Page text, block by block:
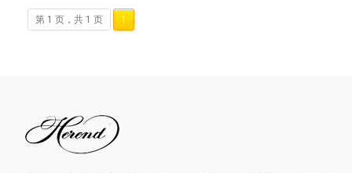
第 1 页，共 1 页 1